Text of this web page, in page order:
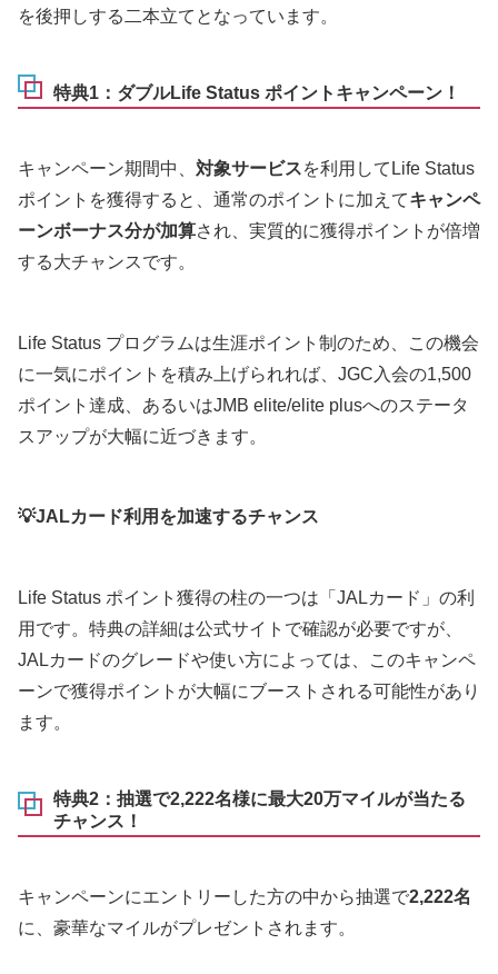
を後押しする二本立てとなっています。
特典1：ダブルLife Status ポイントキャンペーン！
キャンペーン期間中、 対象サービスを利用してLife Status
ポイントを獲得すると、通常のポイントに加えてキャンペ
ーンボーナス分が加算され、実質的に獲得ポイントが倍増
する大チャンスです。
Life Status プログラムは生涯ポイント制のため、この機会
に一気にポイントを積み上げられれば、JGC入会の1,500
ポイント達成、あるいはJMB elite/elite plusへのステータ
スアップが大幅に近づきます。
💡JALカード利用を加速するチャンス
Life Status ポイント獲得の柱の一つは「JALカード」の利
用です。特典の詳細は公式サイトで確認が必要ですが、
JALカードのグレードや使い方によっては、このキャンペ
ーンで獲得ポイントが大幅にブーストされる可能性があり
ます。
特典2：抽選で2,222名様に最大20万マイルが当たる
チャンス！
キャンペーンにエントリーした方の中から抽選で2,222名
に、豪華なマイルがプレゼントされます。